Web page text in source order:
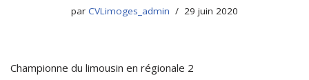
par CVLimoges_admin 29 juin 2020
Championne du limousin en régionale 2